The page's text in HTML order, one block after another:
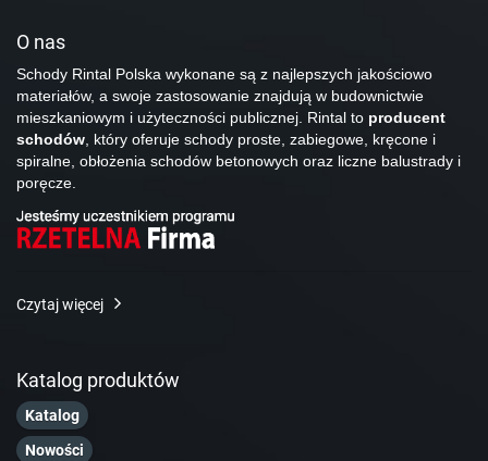
O nas
Schody Rintal Polska wykonane są z najlepszych jakościowo
materiałów, a swoje zastosowanie znajdują w budownictwie
mieszkaniowym i użyteczności publicznej. Rintal to producent
schodów, który oferuje schody proste, zabiegowe, kręcone i
spiralne, obłożenia schodów betonowych oraz liczne balustrady i
poręcze.
Czytaj więcej
Katalog produktów
Katalog
Nowości